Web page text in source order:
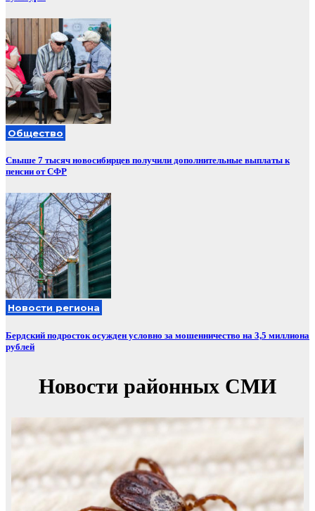
Общество
Свыше 7 тысяч новосибирцев получили дополнительные выплаты к
пенсии от СФР
Новости региона
Бердский подросток осужден условно за мошенничество на 3,5 миллиона
рублей